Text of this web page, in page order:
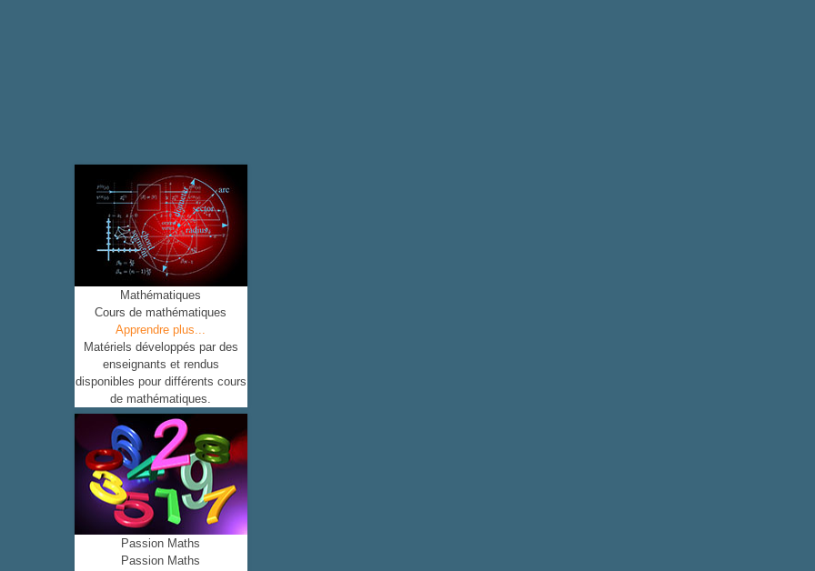
Mathématiques
Cours de mathématiques
Apprendre plus...
Matériels développés par des
enseignants et rendus
disponibles pour différents cours
de mathématiques.
Passion Maths
Passion Maths